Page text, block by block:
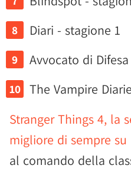
Diari - stagione 1
Avvocato di
The Vampire
Stranger Things 4, la
migliore di sempre su
al comando della